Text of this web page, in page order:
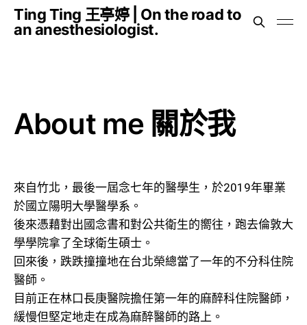
Ting Ting 王亭婷 | On the road to
an anesthesiologist.
About me 關於我
來自竹北，最後一屆念七年的醫學生，於2019年畢業
於國立陽明大學醫學系。‌‌
後來憑藉對出國念書和對公共衛生的嚮往，跑去倫敦大
學學院拿了全球衛生碩士。
回來後，跌跌撞撞地在台北榮總當了一年的不分科住院
醫師。
目前正在林口長庚醫院擔任第一年的麻醉科住院醫師，
緩慢但堅定地走在成為麻醉醫師的路上。